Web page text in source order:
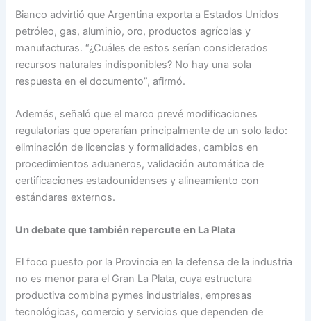
Bianco advirtió que Argentina exporta a Estados Unidos
petróleo, gas, aluminio, oro, productos agrícolas y
manufacturas. “¿Cuáles de estos serían considerados
recursos naturales indisponibles? No hay una sola
respuesta en el documento”, afirmó.
Además, señaló que el marco prevé modificaciones
regulatorias que operarían principalmente de un solo lado:
eliminación de licencias y formalidades, cambios en
procedimientos aduaneros, validación automática de
certificaciones estadounidenses y alineamiento con
estándares externos.
Un debate que también repercute en La Plata
El foco puesto por la Provincia en la defensa de la industria
no es menor para el Gran La Plata, cuya estructura
productiva combina pymes industriales, empresas
tecnológicas, comercio y servicios que dependen de